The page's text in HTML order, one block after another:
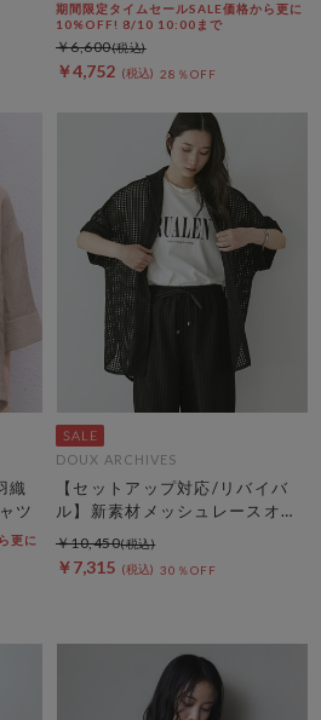
期間限定タイムセールSALE価格から更に
10%OFF! 8/10 10:00まで
￥4,752 28％OFF
￥6,600
織
ツ
更に
DOUX ARCHIVES
【セットアップ対応/リバイバ
ル】新素材メッシュレースオー
バーシャツ
￥7,315 30％OFF
￥10,450